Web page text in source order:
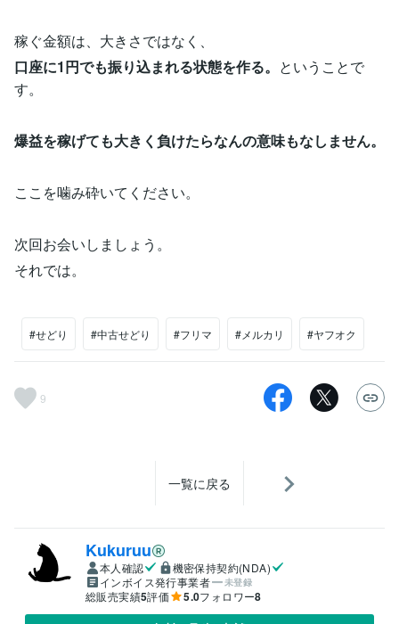
稼ぐ金額は、大きさではなく、
口座に1円でも振り込まれる状態を作る。 ということで
す。
爆益を稼げても大きく負けたらなんの意味もなしません。
ここを噛み砕いてください。
次回お会いしましょう。
それでは。
#せどり #中古せどり #フリマ #メルカリ #ヤフオク
9
一覧に戻る
Kukuruu
本人確認
機密保持契約(NDA)
インボイス発行事業者
未登録
総販売実績5評価 5.0フォロワー8